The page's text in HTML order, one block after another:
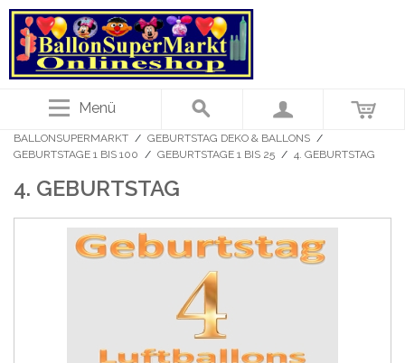
Menü
BALLONSUPERMARKT / GEBURTSTAG DEKO & BALLONS /
GEBURTSTAGE 1 BIS 100 / GEBURTSTAGE 1 BIS 25 / 4. GEBURTSTAG
4. GEBURTSTAG